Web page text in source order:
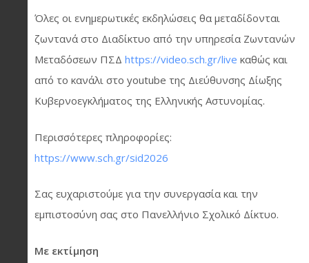
Όλες οι ενημερωτικές εκδηλώσεις θα μεταδίδονται
ζωντανά στο Διαδίκτυο από την υπηρεσία Ζωντανών
Μεταδόσεων ΠΣΔ https://video.sch.gr/live καθώς και
από το κανάλι στο youtube της Διεύθυνσης Δίωξης
Κυβερνοεγκλήματος της Ελληνικής Αστυνομίας.
Περισσότερες πληροφορίες:
https://www.sch.gr/sid2026
Σας ευχαριστούμε για την συνεργασία και την
εμπιστοσύνη σας στο Πανελλήνιο Σχολικό Δίκτυο.
Με εκτίμηση